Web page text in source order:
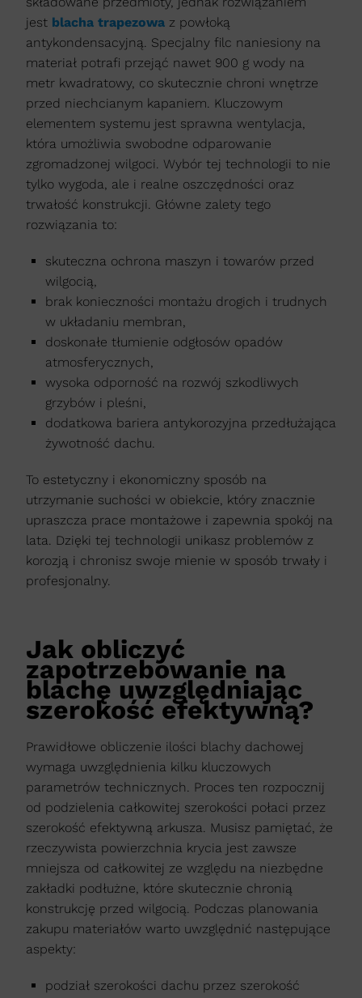
jest blacha trapezowa z powłoką
antykondensacyjną. Specjalny filc naniesiony na
materiał potrafi przejąć nawet 900 g wody na
metr kwadratowy, co skutecznie chroni wnętrze
przed niechcianym kapaniem. Kluczowym
elementem systemu jest sprawna wentylacja,
która umożliwia swobodne odparowanie
zgromadzonej wilgoci. Wybór tej technologii to nie
tylko wygoda, ale i realne oszczędności oraz
trwałość konstrukcji. Główne zalety tego
rozwiązania to:
skuteczna ochrona maszyn i towarów przed
wilgocią,
brak konieczności montażu drogich i trudnych
w układaniu membran,
doskonałe tłumienie odgłosów opadów
atmosferycznych,
wysoka odporność na rozwój szkodliwych
grzybów i pleśni,
dodatkowa bariera antykorozyjna przedłużająca
żywotność dachu.
To estetyczny i ekonomiczny sposób na
utrzymanie suchości w obiekcie, który znacznie
upraszcza prace montażowe i zapewnia spokój na
lata. Dzięki tej technologii unikasz problemów z
korozją i chronisz swoje mienie w sposób trwały i
profesjonalny.
Jak obliczyć
zapotrzebowanie na
blachę uwzględniając
szerokość efektywną?
Prawidłowe obliczenie ilości blachy dachowej
wymaga uwzględnienia kilku kluczowych
parametrów technicznych. Proces ten rozpocznij
od podzielenia całkowitej szerokości połaci przez
szerokość efektywną arkusza. Musisz pamiętać, że
rzeczywista powierzchnia krycia jest zawsze
mniejsza od całkowitej ze względu na niezbędne
zakładki podłużne, które skutecznie chronią
konstrukcję przed wilgocią. Podczas planowania
zakupu materiałów warto uwzględnić następujące
aspekty:
podział szerokości dachu przez szerokość